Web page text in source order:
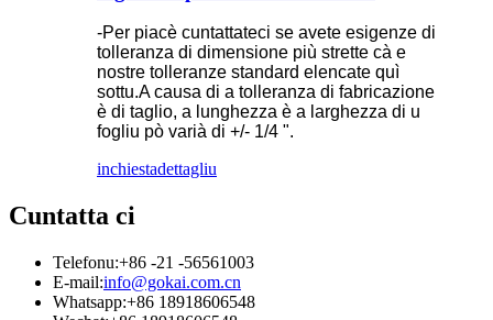
-Per piacè cuntattateci se avete esigenze di
tolleranza di dimensione più strette cà e
nostre tolleranze standard elencate quì
sottu.A causa di a tolleranza di fabricazione
è di taglio, a lunghezza è a larghezza di u
fogliu pò varià di +/- 1/4 ".
inchiestadettagliu
Cuntatta ci
Telefonu:+86 -21 -56561003
E-mail:info@gokai.com.cn
Whatsapp:+86 18918606548